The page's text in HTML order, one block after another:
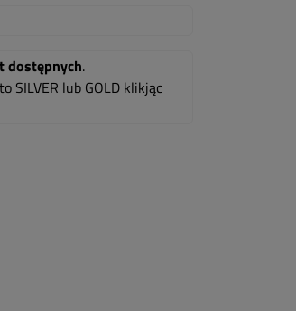
dostępnych.
SILVER lub GOLD klikjąc